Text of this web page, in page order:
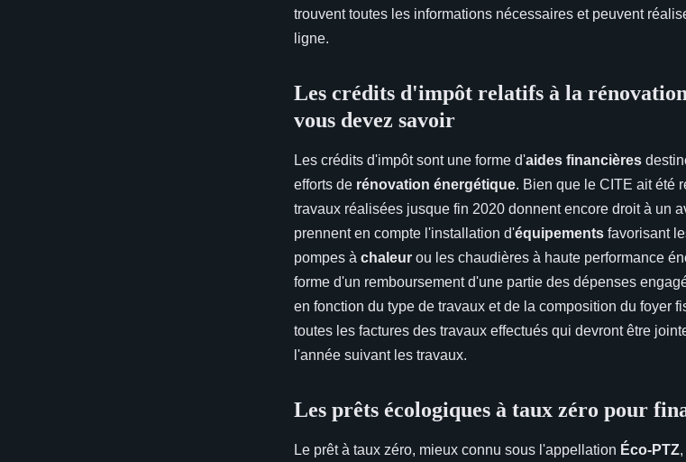
trouvent toutes les informations nécessaires et peuvent
ligne.
Les crédits d'impôt relatifs à la
vous devez savoir
Les crédits d'impôt sont une forme d'aides financières
efforts de rénovation énergétique. Bien que le CITE ait été
travaux réalisées jusque fin 2020 donnent encore droit à un
prennent en compte l'installation d'équipements favorisant
pompes à chaleur ou les chaudières à haute performance
forme d'un remboursement d'une partie des dépenses
en fonction du type de travaux et de la composition du foyer
toutes les factures des travaux effectués qui devront être
l'année suivant les travaux.
Les prêts écologiques à taux zéro pour
Le prêt à taux zéro, mieux connu sous l'appellation Éco-PTZ